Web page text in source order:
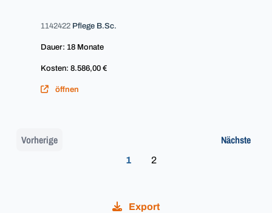
1142422 Pflege B.Sc.
Dauer: 18 Monate
Kosten: 8.586,00 €
öffnen
Vorherige
1 2
Nächste
Export